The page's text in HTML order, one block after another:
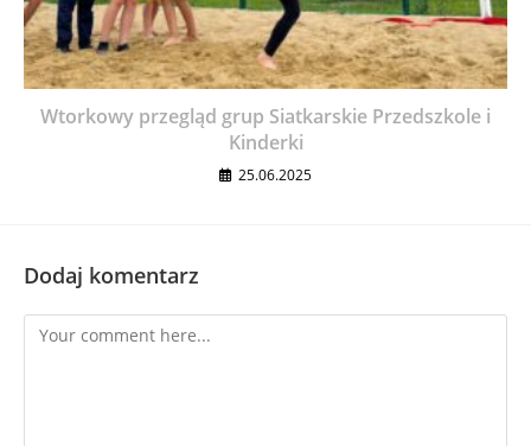
Wtorkowy przegląd grup Siatkarskie Przedszkole i
Kinderki
25.06.2025
Dodaj komentarz